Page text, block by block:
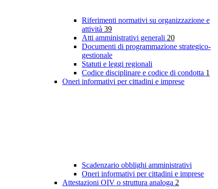
Riferimenti normativi su organizzazione e
attività 39
Atti amministrativi generali 20
Documenti di programmazione strategico-
gestionale
Statuti e leggi regionali
Codice disciplinare e codice di condotta 1
Oneri informativi per cittadini e imprese
Scadenzario obblighi amministrativi
Oneri informativi per cittadini e imprese
Attestazioni OIV o struttura analoga 2